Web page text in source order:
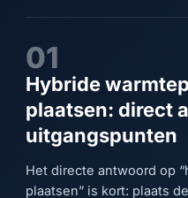
01
Hybride
plaatsen: direct
uitgangspunten
Het directe antwoord op
plaatsen” is kort: plaats